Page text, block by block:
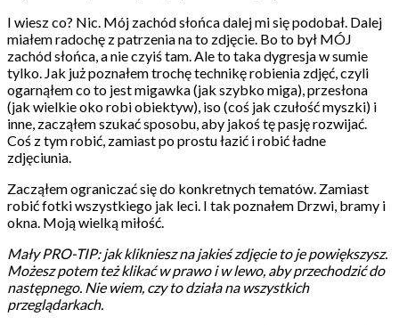
I wiesz co? Nic. Mój zachód słońca dalej mi się podobał. Dalej
miałem radochę z patrzenia na to zdjęcie. Bo to był MÓJ
zachód słońca, a nie czyiś tam. Ale to taka dygresja w sumie
tylko. Jak już poznałem trochę technikę robienia zdjęć, czyli
ogarnąłem co to jest migawka (jak szybko miga), przesłona
(jak wielkie oko robi obiektyw), iso (coś jak czułość myszki) i
inne, zacząłem szukać sposobu, aby jakoś tę pasję rozwijać.
Coś z tym robić, zamiast po prostu łazić i robić ładne
zdjęciunia.
Zacząłem ograniczać się do konkretnych tematów. Zamiast
robić fotki wszystkiego jak leci. I tak poznałem Drzwi, bramy i
okna. Moją wielką miłość.
Mały PRO-TIP: jak klikniesz na jakieś zdjęcie to je powiększysz.
Możesz potem też klikać w prawo i w lewo, aby przechodzić do
następnego. Nie wiem, czy to działa na wszystkich
przeglądarkach.